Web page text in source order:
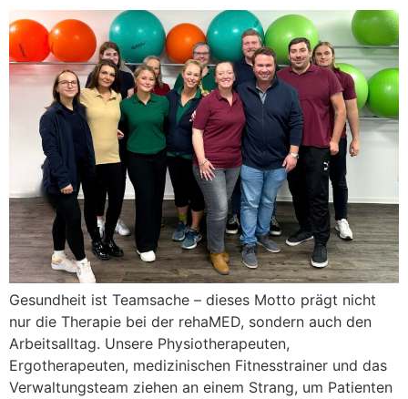
Gesundheit ist Teamsache – dieses Motto prägt nicht
nur die Therapie bei der rehaMED, sondern auch den
Arbeitsalltag. Unsere Physiotherapeuten,
Ergotherapeuten, medizinischen Fitnesstrainer und das
Verwaltungsteam ziehen an einem Strang, um Patienten